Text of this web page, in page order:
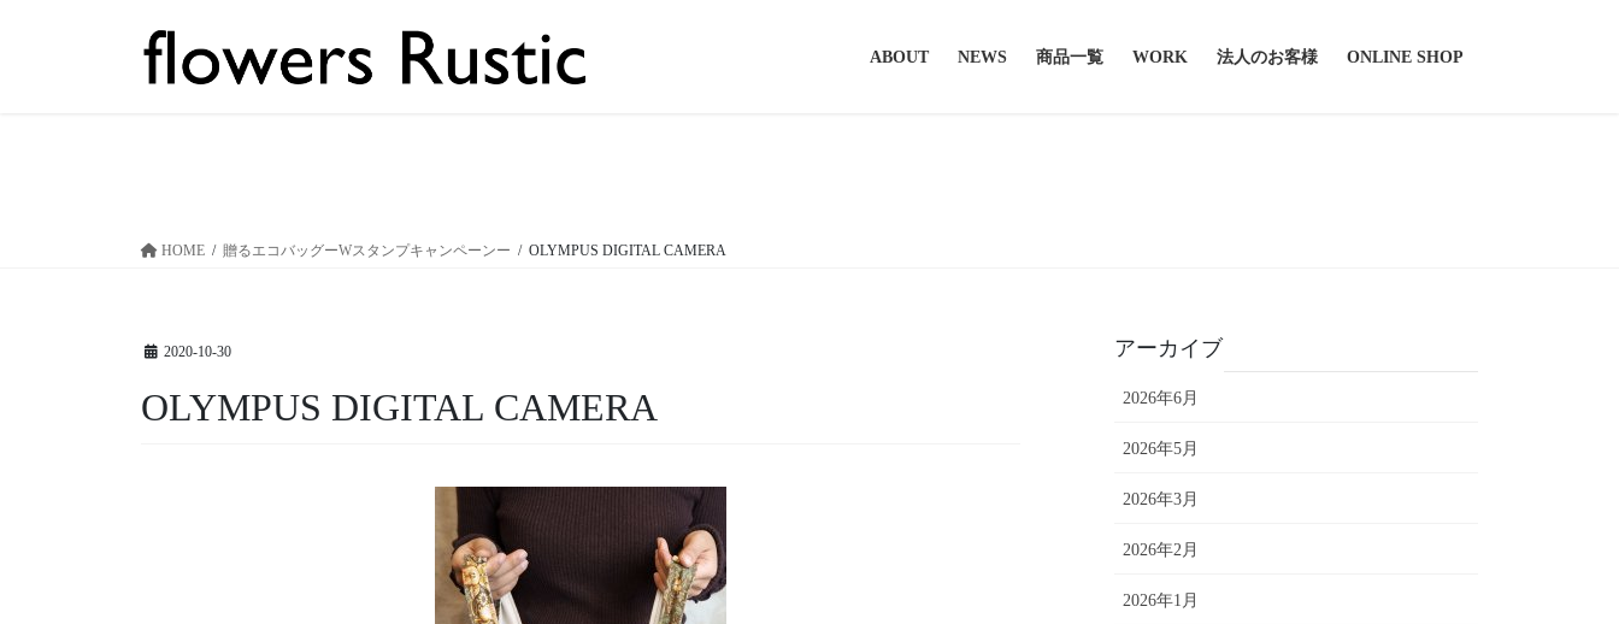
ABOUT NEWS 商品一覧 WORK 法人のお客様 ONLINE SHOP
HOME 贈るエコバッグーWスタンプキャンペーンー OLYMPUS DIGITAL CAMERA
2020-10-30
OLYMPUS DIGITAL CAMERA
アーカイブ
2026年6月
2026年5月
2026年3月
2026年2月
2026年1月